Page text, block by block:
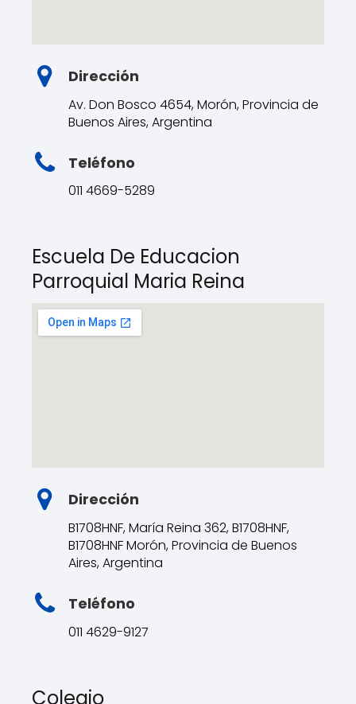
Dirección
Av. Don Bosco 4654, Morón, Provincia de
Buenos Aires, Argentina
Teléfono
011 4669-5289
Escuela De Educacion
Parroquial Maria Reina
Dirección
B1708HNF, María Reina 362, B1708HNF,
B1708HNF Morón, Provincia de Buenos
Aires, Argentina
Teléfono
011 4629-9127
Colegio